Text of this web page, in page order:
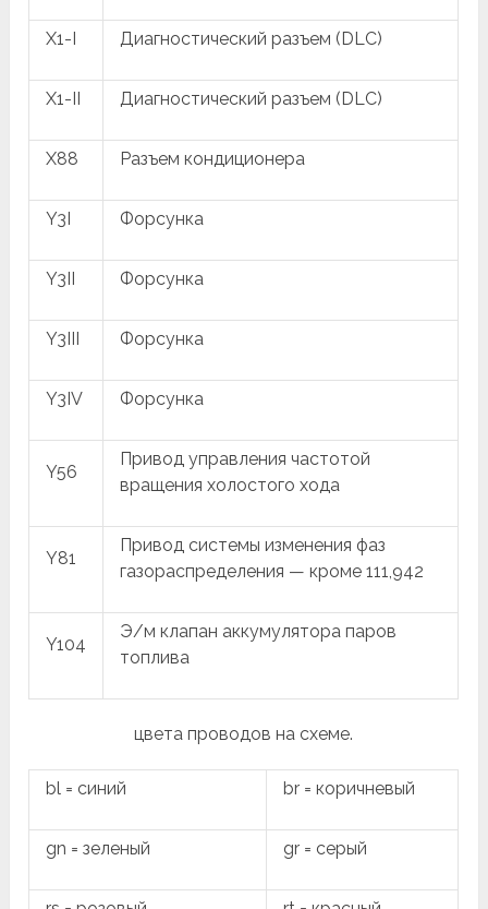
X1-I Диагностический разъем (DLC)
X1-II Диагностический разъем (DLC)
X88 Разъем кондиционера
Y3I Форсунка
Y3II Форсунка
Y3III Форсунка
Y3IV Форсунка
Y56
Привод управления частотой
вращения холостого хода
Y81
Привод системы изменения фаз
газораспределения — кроме 111,942
Y104
Э/м клапан аккумулятора паров
топлива
цвета проводов на схеме.
bl = синий br = коричневый
gn = зеленый gr = серый